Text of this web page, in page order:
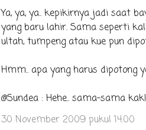
Ya, ya, ya.. kepikirnya jadi saat
yang baru lahir. Sama seperti
ultah, tumpeng atau kue pun
Hmm.. apa yang harus dipotong
@Sundea : Hehe.. sama-sama kak!
30 November 2009 pukul 14.00